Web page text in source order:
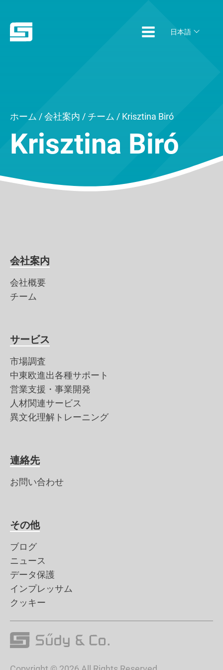
日本語
ホーム /会社案内 / チーム / Krisztina Biró
Krisztina Biró
会社案内
会社概要
チーム
サービス
市場調査
中東欧進出各種サポート
営業支援・事業開発
人材関連サービス
異文化理解トレーニング
連絡先
お問い合わせ
その他
ブログ
ニュース
データ保護
インプレッサム
クッキー